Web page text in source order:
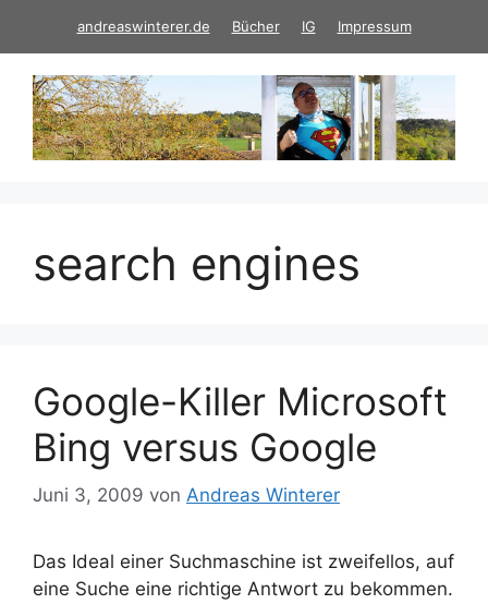
andreaswinterer.de Bücher IG Impressum
search engines
Google-Killer Microsoft
Bing versus Google
Juni 3, 2009 von Andreas Winterer
Das Ideal einer Suchmaschine ist zweifellos, auf
eine Suche eine richtige Antwort zu bekommen.